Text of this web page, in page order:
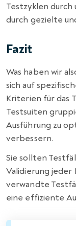
Testzyklen
durch gezielte
Fazit
Was haben wir
sich auf
Kriterien für das
Testsuiten
Ausführung zu
verbessern.
Sie sollten
Validierung jeder
verwandte
eine effiziente